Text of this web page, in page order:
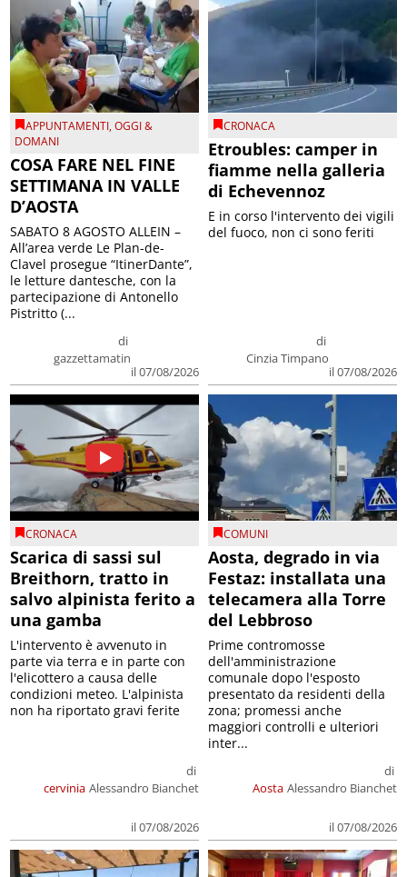
APPUNTAMENTI,OGGI &
DOMANI
COSA FARE NEL FINE
SETTIMANA IN VALLE
D’AOSTA
di
gazzettamatin
il 07/08/2026
SABATO 8 AGOSTO ALLEIN –
All’area verde Le Plan-de-
Clavel prosegue “ItinerDante”,
le letture dantesche, con la
partecipazione di Antonello
Pistritto (...
CRONACA
Etroubles: camper in
fiamme nella galleria
di Echevennoz
di
Cinzia Timpano
il 07/08/2026
E in corso l'intervento dei vigili
del fuoco, non ci sono feriti
CRONACA
Scarica di sassi sul
Breithorn, tratto in
salvo alpinista ferito a
una gamba
cervinia
di
Alessandro Bianchet
il 07/08/2026
L'intervento è avvenuto in
parte via terra e in parte con
l'elicottero a causa delle
condizioni meteo. L'alpinista
non ha riportato gravi ferite
COMUNI
Aosta, degrado in via
Festaz: installata una
telecamera alla Torre
del Lebbroso
Aosta
di
Alessandro Bianchet
il 07/08/2026
Prime contromosse
dell'amministrazione
comunale dopo l'esposto
presentato da residenti della
zona; promessi anche
maggiori controlli e ulteriori
inter...